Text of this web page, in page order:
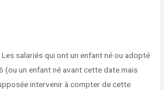
Les salariés qui ont un enfant né ou adopté
(ou un enfant né avant cette date mais
intervenir à compter de cette